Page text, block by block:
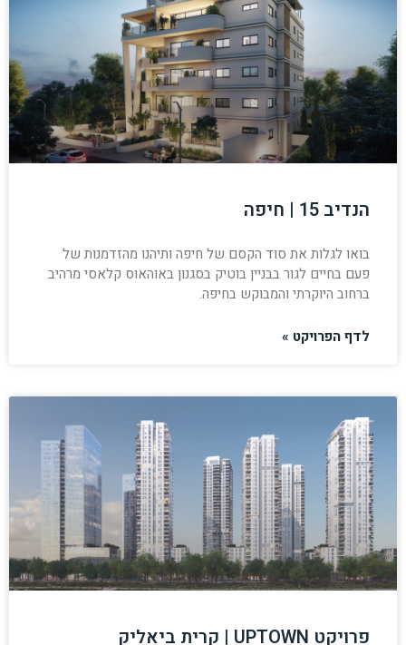
הנדיב 15 | חיפה
בואו לגלות את סוד הקסם של חיפה ותיהנו מהזדמנות של
פעם בחיים לגור בבניין בוטיק בסגנון באוהאוס קלאסי מרהיב
ברחוב היוקרתי והמבוקש בחיפה.
לדף הפרויקט »
פרויקט UPTOWN | קרית ביאליק